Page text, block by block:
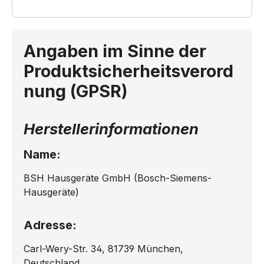
Angaben im Sinne der
Produktsicherheitsverord
nung (GPSR)
Herstellerinformationen
Name:
BSH Hausgeräte GmbH (Bosch-Siemens-
Hausgeräte)
Adresse:
Carl-Wery-Str. 34, 81739 München,